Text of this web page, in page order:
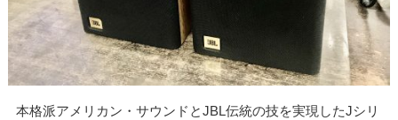
本格派アメリカン・サウンドとJBL伝統の技を実現したJシリ